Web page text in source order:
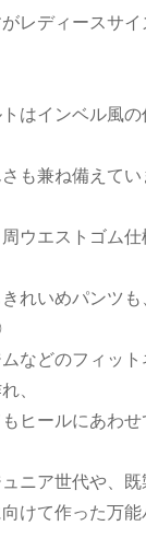
レディースサ
はインベル風の
も兼ね備えて
ウエストゴム仕
れいめパンツ
などのフィッ
、
ヒールにあわせ
ニア世代や、
けて作った万